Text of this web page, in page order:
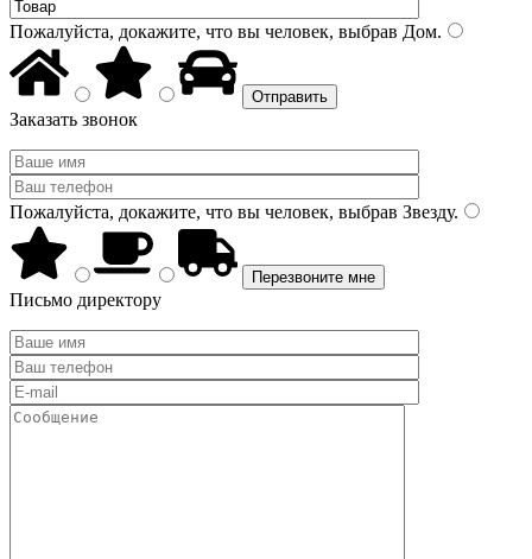
Пожалуйста, докажите, что вы человек, выбрав Дом.
Заказать звонок
Пожалуйста, докажите, что вы человек, выбрав Звезду.
Письмо директору